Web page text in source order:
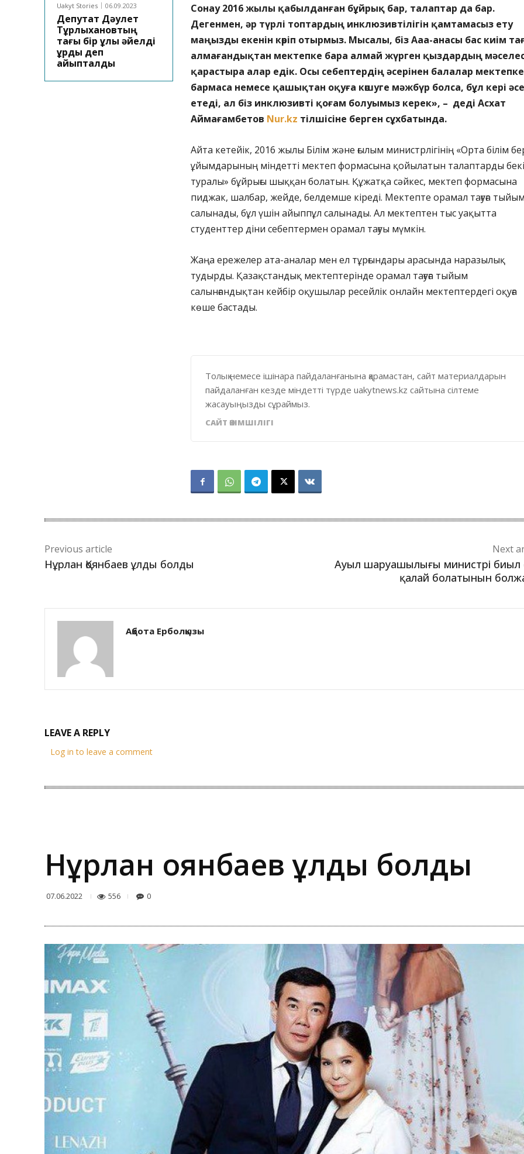
Uakyt Stories 06.09.2023
Депутат Дәулет
Тұрлыхановтың
тағы бір ұлы әйелді
ұрды деп
айыпталды
Сонау 2016 жылы қабылданған бұйрық бар, талаптар да бар.
Дегенмен, әр түрлі топтардың инклюзивтілігін қамтамасыз ету
маңызды екенін көріп отырмыз. Мысалы, біз Ааа-анасы бас киім
алмағандықтан мектепке бара алмай жүрген қыздардың
қарастыра алар едік. Осы себептердің әсерінен балалар мектепке
бармаса немесе қашықтан оқуға көшуге мәжбүр болса, бұл кері
етеді, ал біз инклюзивті қоғам болуымыз керек», – деді Асхат
Аймағамбетов Nur.kz тілшісіне берген сұхбатында.
Айта кетейік, 2016 жылы Білім және ғылым министрлігінің «Орта білім
ұйымдарының міндетті мектеп формасына қойылатын талаптарды
туралы» бұйрығы шыққан болатын. Құжатқа сәйкес, мектеп формасына
пиджак, шалбар, жейде, белдемше кіреді. Мектепте орамал тағуға тыйым
салынады, бұл үшін айыппұл салынады. Ал мектептен тыс уақытта
студенттер діни себептермен орамал тағуы мүмкін.
Жаңа ережелер ата-аналар мен ел тұрғындары арасында наразылық
тудырды. Қазақстандық мектептерінде орамал тағуға тыйым
салынғандықтан кейбір оқушылар ресейлік онлайн мектептердегі оқуға
көше бастады.
Толық немесе ішінара пайдаланғанына қарамастан, сайт материалдарын
пайдаланған кезде міндетті түрде uakytnews.kz сайтына сілтеме
жасауыңызды сұраймыз.
САЙТ ӘКІМШІЛІГІ
Previous article
Нұрлан Қоянбаев ұлды болды
Next
Ауыл шаруашылығы министрі биыл
қалай болатынын
Ақбота Ерболқызы
LEAVE A REPLY
Log in to leave a comment